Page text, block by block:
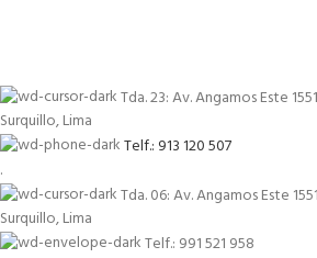
Tda. 23: Av. Angamos Este
Surquillo, Lima
Telf.: 913 120 507
.
Tda. 06: Av. Angamos Este
Surquillo, Lima
Telf.: 991 521 958